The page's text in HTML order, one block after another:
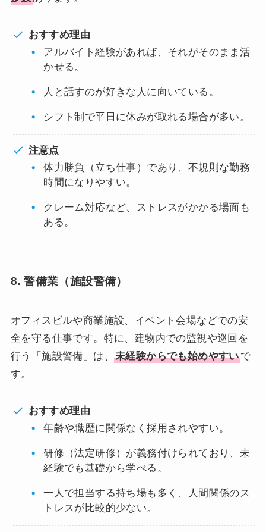
おすすめ理由
アルバイト経験があれば、それがそのまま活
かせる。
人と話すのが好きな人に向いている。
シフト制で平日に休みが取れる場合が多い。
注意点
体力勝負（立ち仕事）であり、不規則な勤務
時間になりやすい。
クレーム対応など、ストレスがかかる場面も
ある。
8. 警備業（施設警備）
オフィスビルや商業施設、イベント会場などでの安
全を守る仕事です。特に、建物内での監視や巡回を
行う「施設警備」は、
未経験からでも始めやすいで
す。
おすすめ理由
年齢や職歴に関係なく採用されやすい。
研修（法定研修）が義務付けられており、未
経験でも基礎から学べる。
一人で担当する持ち場も多く、人間関係のス
トレスが比較的少ない。